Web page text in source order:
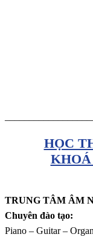
HỌC
TRUNG TÂM ÂM
Chuyên đào tạo:
Piano – Guitar –